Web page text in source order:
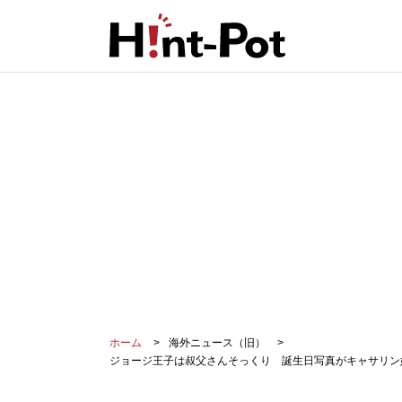
ホーム
海外ニュース（旧）
ジョージ王子は叔父さんそっくり 誕生日写真がキャサリ